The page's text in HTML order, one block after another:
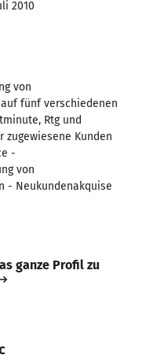
2010
von
fünf verschiedenen
Rtg und
Kunden
-
von
- Neukundenakquise
ganze Profil zu